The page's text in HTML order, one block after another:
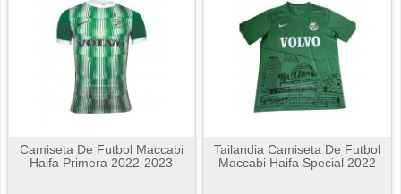
Camiseta De Futbol Maccabi
Haifa Primera 2022-2023
Tailandia Camiseta De Futbol
Maccabi Haifa Special 2022